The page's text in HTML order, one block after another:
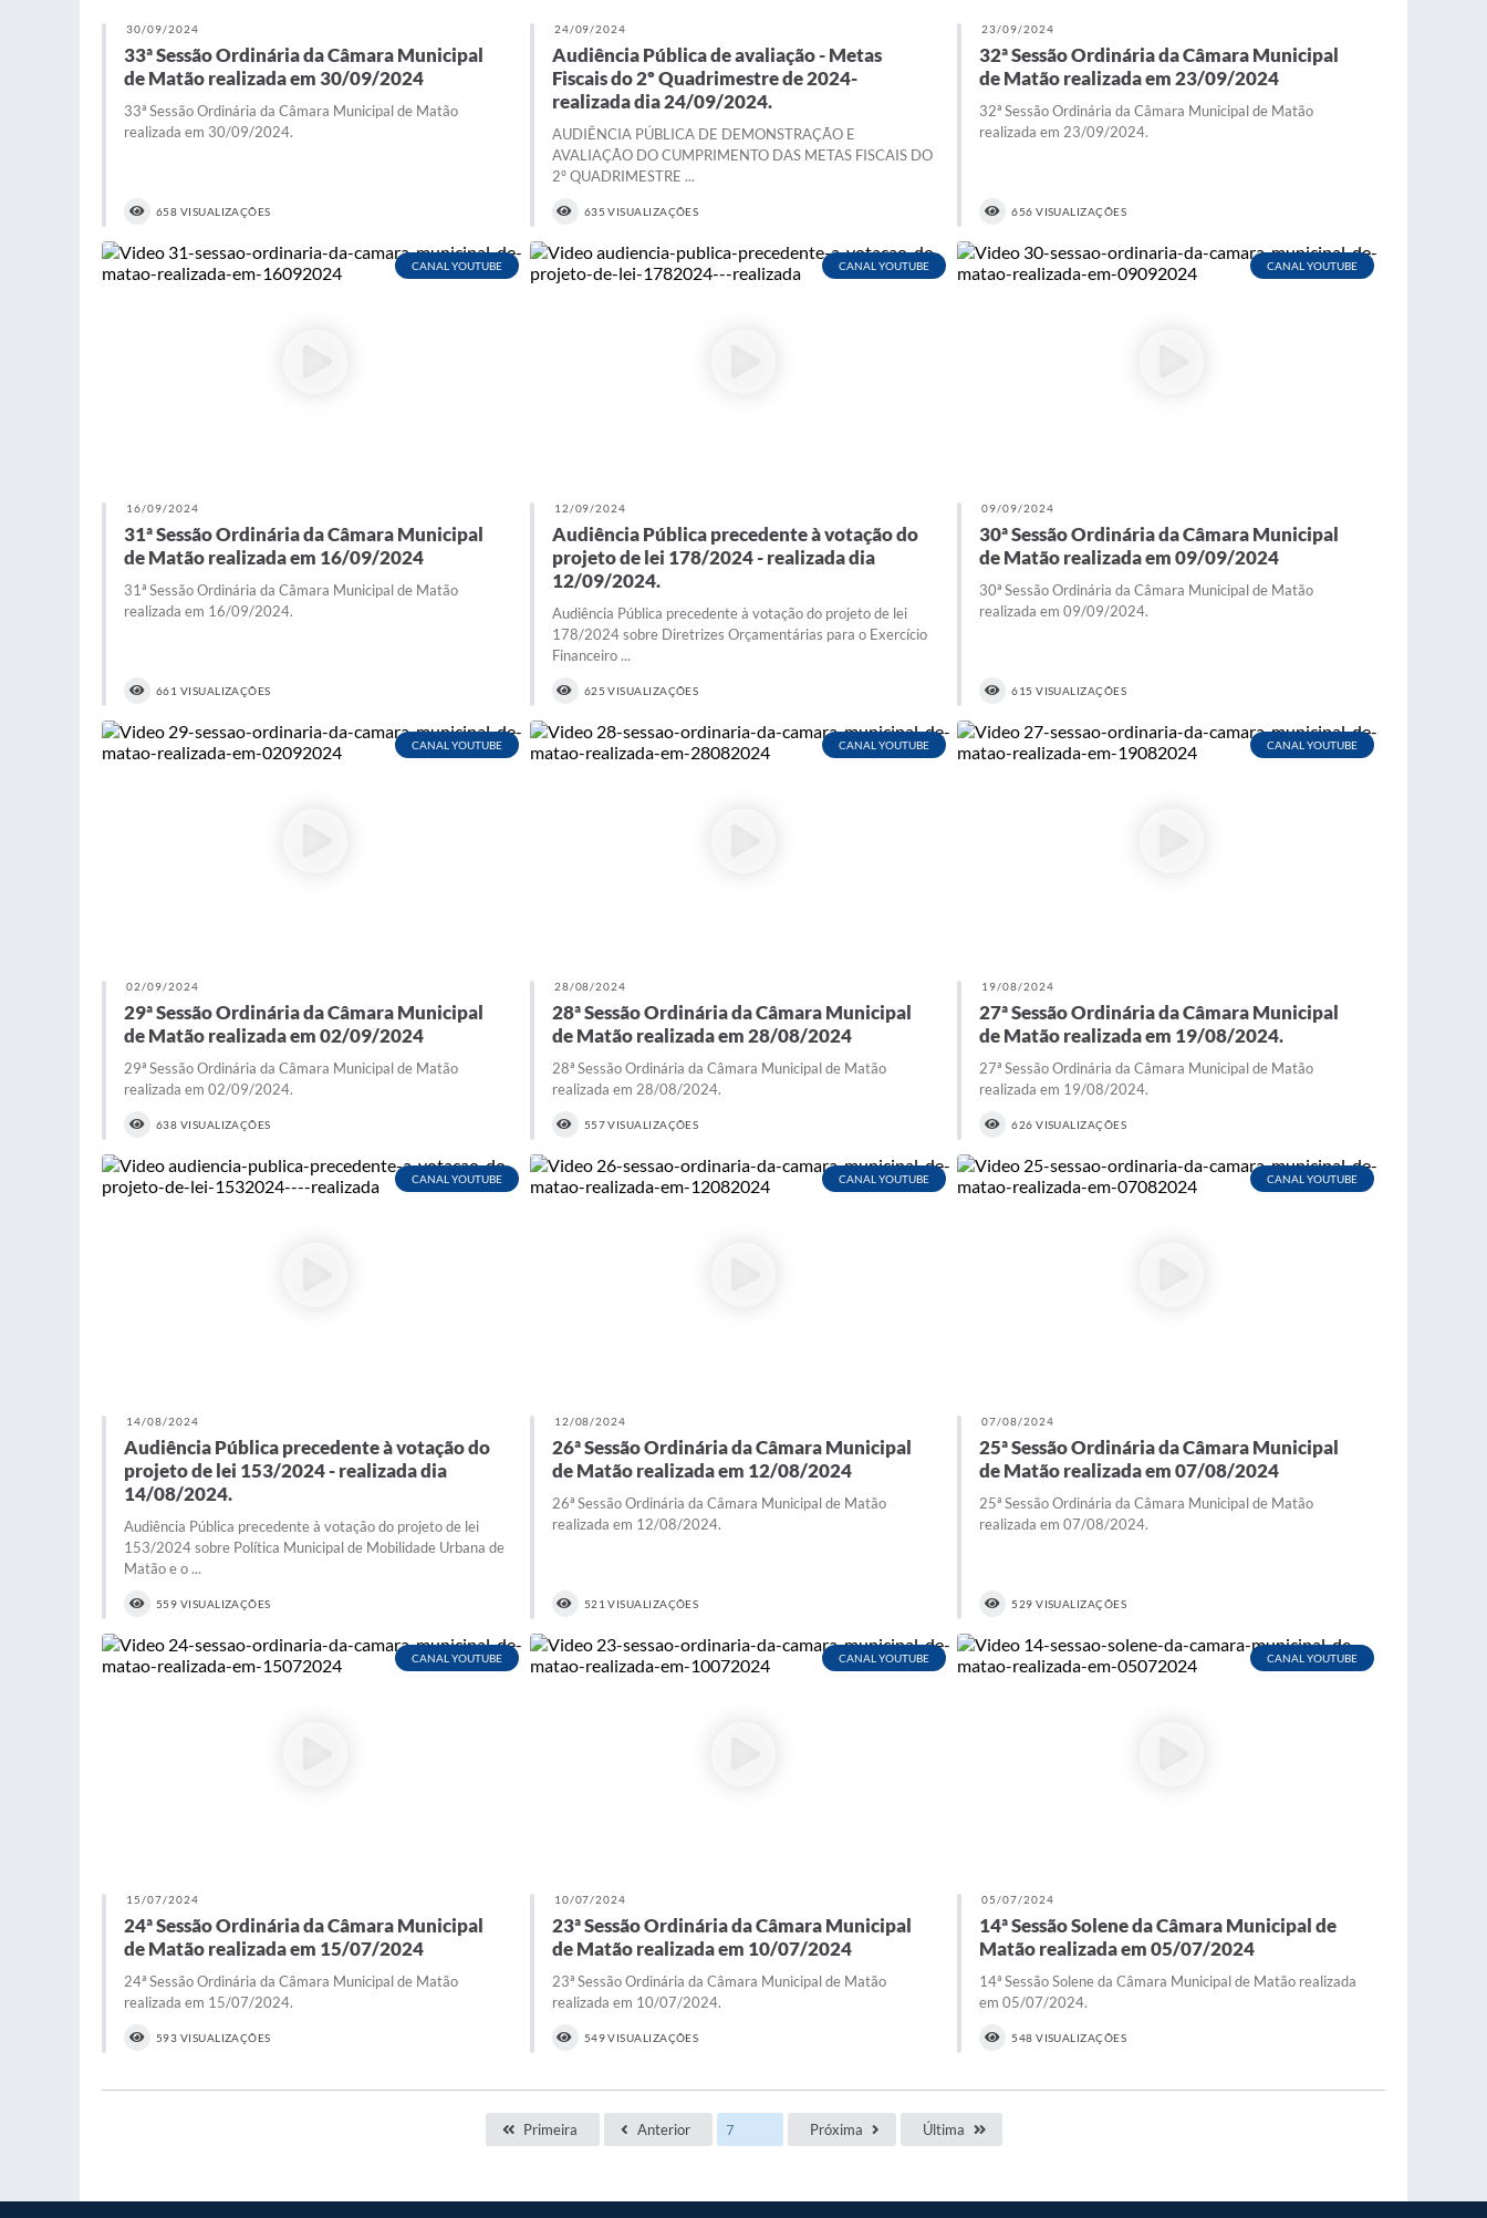
30/09/2024
33ª Sessão Ordinária da Câmara Municipal
de Matão realizada em 30/09/2024
33ª Sessão Ordinária da Câmara Municipal de Matão
realizada em 30/09/2024.
658 VISUALIZAÇÕES
24/09/2024
Audiência Pública de avaliação - Metas
Fiscais do 2º Quadrimestre de 2024-
realizada dia 24/09/2024.
AUDIÊNCIA PÚBLICA DE DEMONSTRAÇÃO E
AVALIAÇÃO DO CUMPRIMENTO DAS METAS FISCAIS DO
2º QUADRIMESTRE ...
635 VISUALIZAÇÕES
23/09/2024
32ª Sessão Ordinária da Câmara Municipal
de Matão realizada em 23/09/2024
32ª Sessão Ordinária da Câmara Municipal de Matão
realizada em 23/09/2024.
656 VISUALIZAÇÕES
CANAL YOUTUBE
16/09/2024
31ª Sessão Ordinária da Câmara Municipal
de Matão realizada em 16/09/2024
31ª Sessão Ordinária da Câmara Municipal de Matão
realizada em 16/09/2024.
661 VISUALIZAÇÕES
CANAL YOUTUBE
12/09/2024
Audiência Pública precedente à votação do
projeto de lei 178/2024 - realizada dia
12/09/2024.
Audiência Pública precedente à votação do projeto de lei
178/2024 sobre Diretrizes Orçamentárias para o Exercício
Financeiro ...
625 VISUALIZAÇÕES
CANAL YOUTUBE
09/09/2024
30ª Sessão Ordinária da Câmara Municipal
de Matão realizada em 09/09/2024
30ª Sessão Ordinária da Câmara Municipal de Matão
realizada em 09/09/2024.
615 VISUALIZAÇÕES
CANAL YOUTUBE
02/09/2024
29ª Sessão Ordinária da Câmara Municipal
de Matão realizada em 02/09/2024
29ª Sessão Ordinária da Câmara Municipal de Matão
realizada em 02/09/2024.
638 VISUALIZAÇÕES
CANAL YOUTUBE
28/08/2024
28ª Sessão Ordinária da Câmara Municipal
de Matão realizada em 28/08/2024
28ª Sessão Ordinária da Câmara Municipal de Matão
realizada em 28/08/2024.
557 VISUALIZAÇÕES
CANAL YOUTUBE
19/08/2024
27ª Sessão Ordinária da Câmara Municipal
de Matão realizada em 19/08/2024.
27ª Sessão Ordinária da Câmara Municipal de Matão
realizada em 19/08/2024.
626 VISUALIZAÇÕES
CANAL YOUTUBE
14/08/2024
Audiência Pública precedente à votação do
projeto de lei 153/2024 - realizada dia
14/08/2024.
Audiência Pública precedente à votação do projeto de lei
153/2024 sobre Política Municipal de Mobilidade Urbana de
Matão e o ...
559 VISUALIZAÇÕES
CANAL YOUTUBE
12/08/2024
26ª Sessão Ordinária da Câmara Municipal
de Matão realizada em 12/08/2024
26ª Sessão Ordinária da Câmara Municipal de Matão
realizada em 12/08/2024.
521 VISUALIZAÇÕES
CANAL YOUTUBE
07/08/2024
25ª Sessão Ordinária da Câmara Municipal
de Matão realizada em 07/08/2024
25ª Sessão Ordinária da Câmara Municipal de Matão
realizada em 07/08/2024.
529 VISUALIZAÇÕES
CANAL YOUTUBE
15/07/2024
24ª Sessão Ordinária da Câmara Municipal
de Matão realizada em 15/07/2024
24ª Sessão Ordinária da Câmara Municipal de Matão
realizada em 15/07/2024.
593 VISUALIZAÇÕES
CANAL YOUTUBE
10/07/2024
23ª Sessão Ordinária da Câmara Municipal
de Matão realizada em 10/07/2024
23ª Sessão Ordinária da Câmara Municipal de Matão
realizada em 10/07/2024.
549 VISUALIZAÇÕES
CANAL YOUTUBE
05/07/2024
14ª Sessão Solene da Câmara Municipal de
Matão realizada em 05/07/2024
14ª Sessão Solene da Câmara Municipal de Matão realizada
em 05/07/2024.
548 VISUALIZAÇÕES
Primeira Anterior Próxima Última